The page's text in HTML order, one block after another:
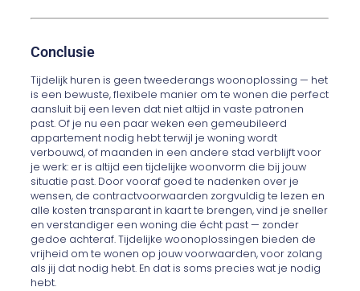
Conclusie
Tijdelijk huren is geen tweederangs woonoplossing — het
is een bewuste, flexibele manier om te wonen die perfect
aansluit bij een leven dat niet altijd in vaste patronen
past. Of je nu een paar weken een gemeubileerd
appartement nodig hebt terwijl je woning wordt
verbouwd, of maanden in een andere stad verblijft voor
je werk: er is altijd een tijdelijke woonvorm die bij jouw
situatie past. Door vooraf goed te nadenken over je
wensen, de contractvoorwaarden zorgvuldig te lezen en
alle kosten transparant in kaart te brengen, vind je sneller
en verstandiger een woning die écht past — zonder
gedoe achteraf. Tijdelijke woonoplossingen bieden de
vrijheid om te wonen op jouw voorwaarden, voor zolang
als jij dat nodig hebt. En dat is soms precies wat je nodig
hebt.